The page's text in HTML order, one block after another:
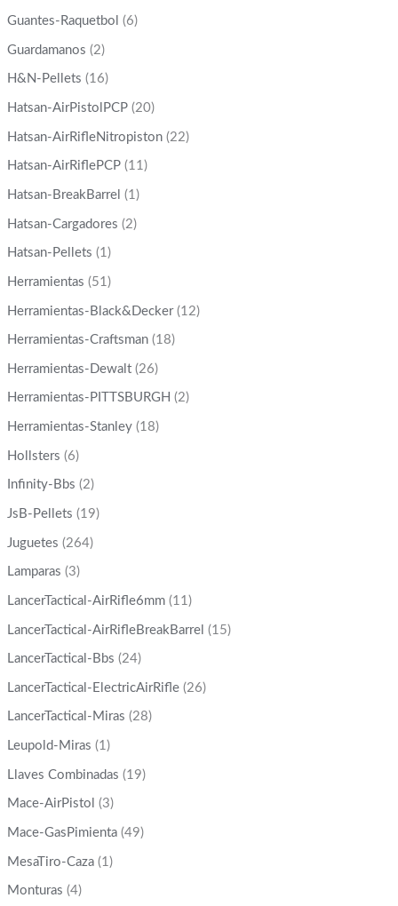
Guantes-Raquetbol (6)
Guardamanos (2)
H&N-Pellets (16)
Hatsan-AirPistolPCP (20)
Hatsan-AirRifleNitropiston (22)
Hatsan-AirRiflePCP (11)
Hatsan-BreakBarrel (1)
Hatsan-Cargadores (2)
Hatsan-Pellets (1)
Herramientas (51)
Herramientas-Black&Decker (12)
Herramientas-Craftsman (18)
Herramientas-Dewalt (26)
Herramientas-PITTSBURGH (2)
Herramientas-Stanley (18)
Hollsters (6)
Infinity-Bbs (2)
JsB-Pellets (19)
Juguetes (264)
Lamparas (3)
LancerTactical-AirRifle6mm (11)
LancerTactical-AirRifleBreakBarrel (15)
LancerTactical-Bbs (24)
LancerTactical-ElectricAirRifle (26)
LancerTactical-Miras (28)
Leupold-Miras (1)
Llaves Combinadas (19)
Mace-AirPistol (3)
Mace-GasPimienta (49)
MesaTiro-Caza (1)
Monturas (4)